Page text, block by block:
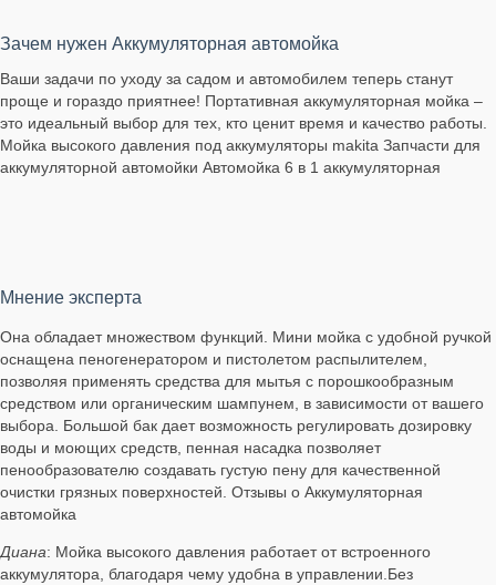
Зачем нужен Аккумуляторная автомойка
Ваши задачи по уходу за садом и автомобилем теперь станут
проще и гораздо приятнее! Портативная аккумуляторная мойка –
это идеальный выбор для тех, кто ценит время и качество работы.
Мойка высокого давления под аккумуляторы makita Запчасти для
аккумуляторной автомойки Автомойка 6 в 1 аккумуляторная
Мнение эксперта
Она обладает множеством функций. Мини мойка с удобной ручкой
оснащена пеногенератором и пистолетом распылителем,
позволяя применять средства для мытья с порошкообразным
средством или органическим шампунем, в зависимости от вашего
выбора. Большой бак дает возможность регулировать дозировку
воды и моющих средств, пенная насадка позволяет
пенообразователю создавать густую пену для качественной
очистки грязных поверхностей. Отзывы о Аккумуляторная
автомойка
Диана: Мойка высокого давления работает от встроенного
аккумулятора, благодаря чему удобна в управлении.Без